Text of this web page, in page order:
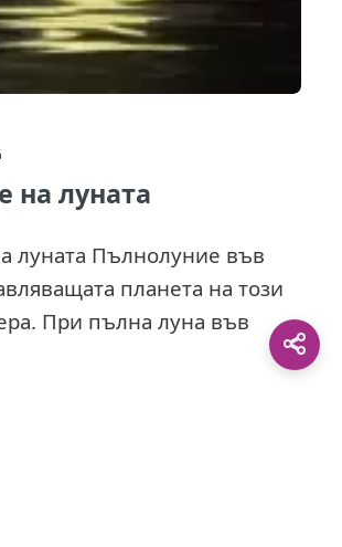
на луната
луната Пълнолуние във
планета на този
При пълна луна във